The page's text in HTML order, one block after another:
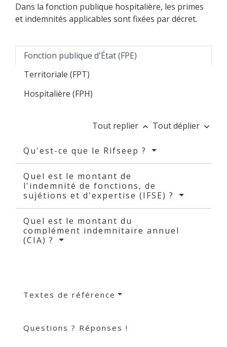
Dans la fonction publique hospitalière, les primes
et indemnités applicables sont fixées par décret.
Fonction publique d'État (FPE)
Territoriale (FPT)
Hospitalière (FPH)
Tout replier keyboard_arrow_up Tout déplier keyboard_arrow_down
Qu'est-ce que le Rifseep ?
Quel est le montant de
l'indemnité de fonctions, de
sujétions et d'expertise (IFSE) ?
Quel est le montant du
complément indemnitaire annuel
(CIA) ?
Textes de référence
Questions ? Réponses !